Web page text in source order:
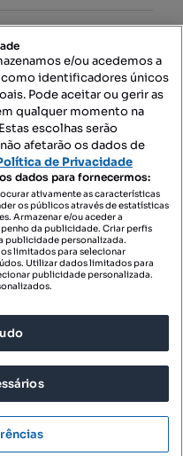
NA:
Portugal, S.A.
PRIVACIDADE
e/ou acedemos a
identificadores únicos
Pode aceitar ou gerir as
qualquer momento na
escolhas serão
afetarão os dados de
de Privacidade
dados para fornecermos:
ativamente as características
os públicos através de estatísticas
Armazenar e/ou aceder a
da publicidade. Criar perfis
publicidade personalizada.
limitados para selecionar
Utilizar dados limitados para
publicidade personalizada.